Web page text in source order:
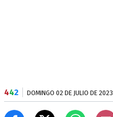
442 DOMINGO 02 DE JULIO DE 2023